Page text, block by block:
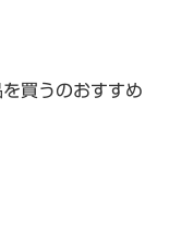
買うのおすすめ